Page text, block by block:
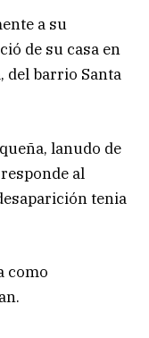
a su
de su casa en
del barrio Santa
lanudo de
al
tenia
como